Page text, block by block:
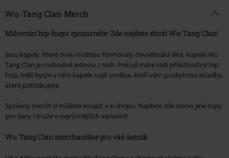
Wu-Tang Clan Merch
Milovníci hip-hopu zpozorněte: Zde najdete zboží Wu Tang Clan!
Jsou kapely, které svou hudbou formovaly devadesátá léta. Kapela Wu
Tang Clan je rozhodně jednou z nich. Pokud máte rádi příležitostný hip
hop, měli byste v této kapele najít umělce, kteří vám poskytnou skladby,
které potřebujete.
Správný merch si můžete koupit v e-shopu. Najdete zde mimo jiné topy
pro ženy i muže v nejrůznějších variacích.
Wu Tang Clan merchandise pro váš šatník